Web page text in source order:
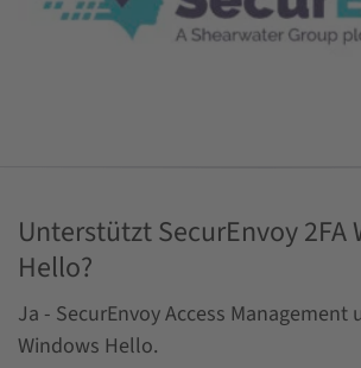
Unterstützt SecurEnvoy 2FA
Hello?
Ja - SecurEnvoy Access
Windows Hello.